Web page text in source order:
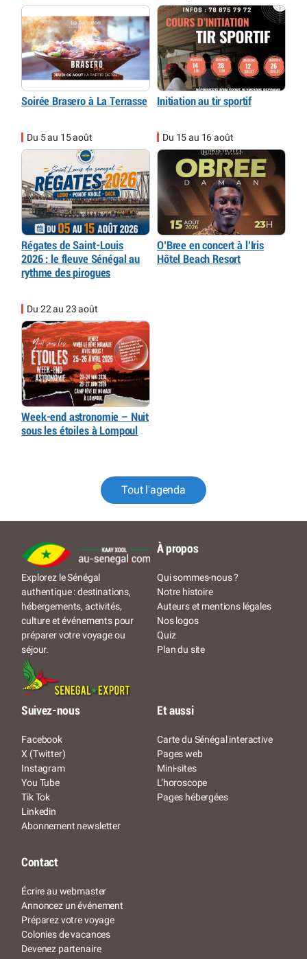
Soirée Brasero à La Terrasse Initiation au tir sportif
Du 5 au 15 août
Régates de Saint-Louis
2026 : le fleuve Sénégal au
rythme des pirogues
Du 15 au 16 août
O’Bree en concert à l’Iris
Hôtel Beach Resort
Du 22 au 23 août
Week-end astronomie – Nuit
sous les étoiles à Lompoul
Tout l'agenda
Explorez le Sénégal
authentique : destinations,
hébergements, activités,
culture et événements pour
préparer votre voyage ou
séjour.
À propos
Qui sommes-nous ?
Notre histoire
Auteurs et mentions légales
Nos logos
Quiz
Plan du site
Suivez-nous
Facebook
X (Twitter)
Instagram
You Tube
Tik Tok
Linkedin
Abonnement newsletter
Et aussi
Carte du Sénégal interactive
Pages web
Mini-sites
L’horoscope
Pages hébergées
Contact
Écrire au webmaster
Annoncez un événement
Préparez votre voyage
Colonies de vacances
Devenez partenaire